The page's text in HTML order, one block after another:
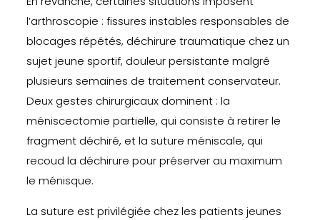
l’arthroscopie : fissures instables responsables de
blocages répétés, déchirure traumatique chez un
sujet jeune sportif, douleur persistante malgré
plusieurs semaines de traitement conservateur.
Deux gestes chirurgicaux dominent : la
méniscectomie partielle, qui consiste à retirer le
fragment déchiré, et la suture méniscale, qui
recoud la déchirure pour préserver au maximum
le ménisque.
La suture est privilégiée chez les patients jeunes